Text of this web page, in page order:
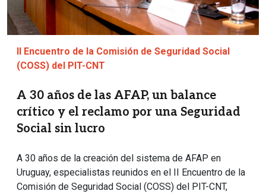
II Encuentro de la Comisión de Seguridad Social
(COSS) del PIT-CNT
A 30 años de las AFAP, un balance
crítico y el reclamo por una Seguridad
Social sin lucro
A 30 años de la creación del sistema de AFAP en
Uruguay, especialistas reunidos en el II Encuentro de la
Comisión de Seguridad Social (COSS) del PIT-CNT,